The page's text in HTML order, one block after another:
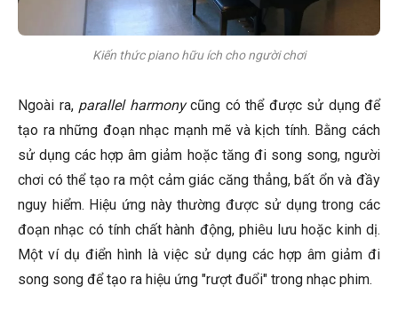
Kiến thức piano hữu ích cho người chơi
Ngoài ra, parallel harmonycũng có thể được sử dụng để
tạo ra những đoạn nhạc mạnh mẽ và kịch tính. Bằng cách
sử dụng các hợp âm giảm hoặc tăng đi song song, người
chơi có thể tạo ra một cảm giác căng thẳng, bất ổn và đầy
nguy hiểm. Hiệu ứng này thường được sử dụng trong các
đoạn nhạc có tính chất hành động, phiêu lưu hoặc kinh dị.
Một ví dụ điển hình là việc sử dụng các hợp âm giảm đi
song song để tạo ra hiệu ứng "rượt đuổi" trong nhạc phim.